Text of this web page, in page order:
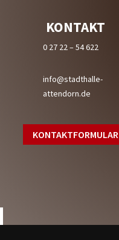
KONTAKT
0 27 22 – 54 622
info@stadthalle-
attendorn.de
KONTAKTFORMULAR